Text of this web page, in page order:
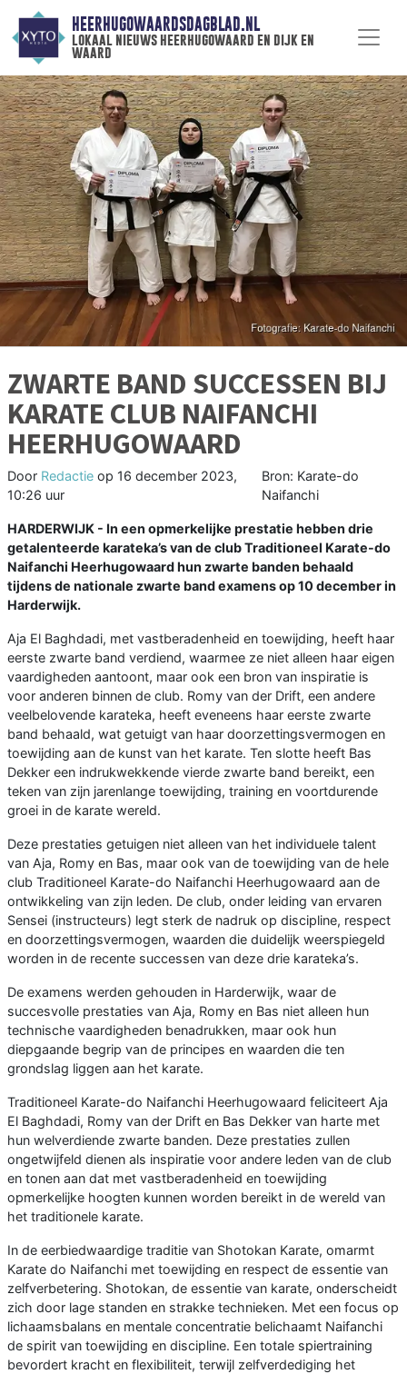
HEERHUGOWAARDSDAGBLAD.NL
lokaal nieuws heerhugowaard en dijk en
waard
ZWARTE BAND SUCCESSEN BIJ
KARATE CLUB NAIFANCHI
HEERHUGOWAARD
Door Redactie op 16 december 2023,
10:26 uur
Bron: Karate-do
Naifanchi
HARDERWIJK - In een opmerkelijke prestatie hebben drie
getalenteerde karateka’s van de club Traditioneel Karate-do
Naifanchi Heerhugowaard hun zwarte banden behaald
tijdens de nationale zwarte band examens op 10 december in
Harderwijk.
Aja El Baghdadi, met vastberadenheid en toewijding, heeft haar
eerste zwarte band verdiend, waarmee ze niet alleen haar eigen
vaardigheden aantoont, maar ook een bron van inspiratie is
voor anderen binnen de club. Romy van der Drift, een andere
veelbelovende karateka, heeft eveneens haar eerste zwarte
band behaald, wat getuigt van haar doorzettingsvermogen en
toewijding aan de kunst van het karate. Ten slotte heeft Bas
Dekker een indrukwekkende vierde zwarte band bereikt, een
teken van zijn jarenlange toewijding, training en voortdurende
groei in de karate wereld.
Deze prestaties getuigen niet alleen van het individuele talent
van Aja, Romy en Bas, maar ook van de toewijding van de hele
club Traditioneel Karate-do Naifanchi Heerhugowaard aan de
ontwikkeling van zijn leden. De club, onder leiding van ervaren
Sensei (instructeurs) legt sterk de nadruk op discipline, respect
en doorzettingsvermogen, waarden die duidelijk weerspiegeld
worden in de recente successen van deze drie karateka’s.
De examens werden gehouden in Harderwijk, waar de
succesvolle prestaties van Aja, Romy en Bas niet alleen hun
technische vaardigheden benadrukken, maar ook hun
diepgaande begrip van de principes en waarden die ten
grondslag liggen aan het karate.
Traditioneel Karate-do Naifanchi Heerhugowaard feliciteert Aja
El Baghdadi, Romy van der Drift en Bas Dekker van harte met
hun welverdiende zwarte banden. Deze prestaties zullen
ongetwijfeld dienen als inspiratie voor andere leden van de club
en tonen aan dat met vastberadenheid en toewijding
opmerkelijke hoogten kunnen worden bereikt in de wereld van
het traditionele karate.
In de eerbiedwaardige traditie van Shotokan Karate, omarmt
Karate do Naifanchi met toewijding en respect de essentie van
zelfverbetering. Shotokan, de essentie van karate, onderscheidt
zich door lage standen en strakke technieken. Met een focus op
lichaamsbalans en mentale concentratie belichaamt Naifanchi
de spirit van toewijding en discipline. Een totale spiertraining
bevordert kracht en flexibiliteit, terwijl zelfverdediging het